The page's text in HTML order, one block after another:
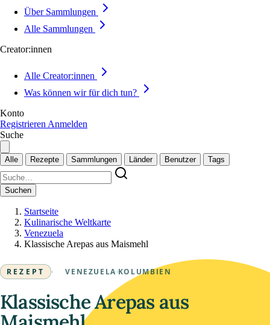
Über Sammlungen
Alle Sammlungen
Creator:innen
Alle Creator:innen
Was können wir für dich tun?
Konto
Registrieren Anmelden
Suche
Alle Rezepte Sammlungen Länder Benutzer Tags
Suchen
Startseite
Kulinarische Weltkarte
Venezuela
Klassische Arepas aus Maismehl
REZEPT · VENEZUELA ·KOLUMBIEN
Klassische Arepas aus